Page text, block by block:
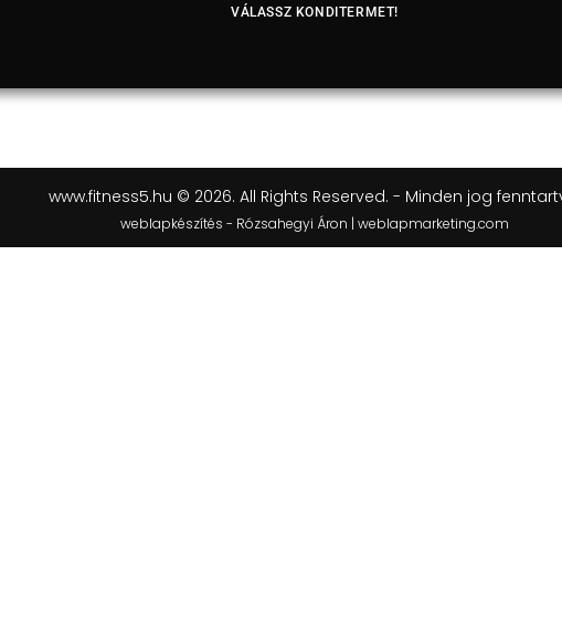
VÁLASSZ KONDITERMET!
www.fitness5.hu © 2026. All Rights Reserved. - Minden jog
weblapkészítés - Rózsahegyi Áron | weblapmarketing.com